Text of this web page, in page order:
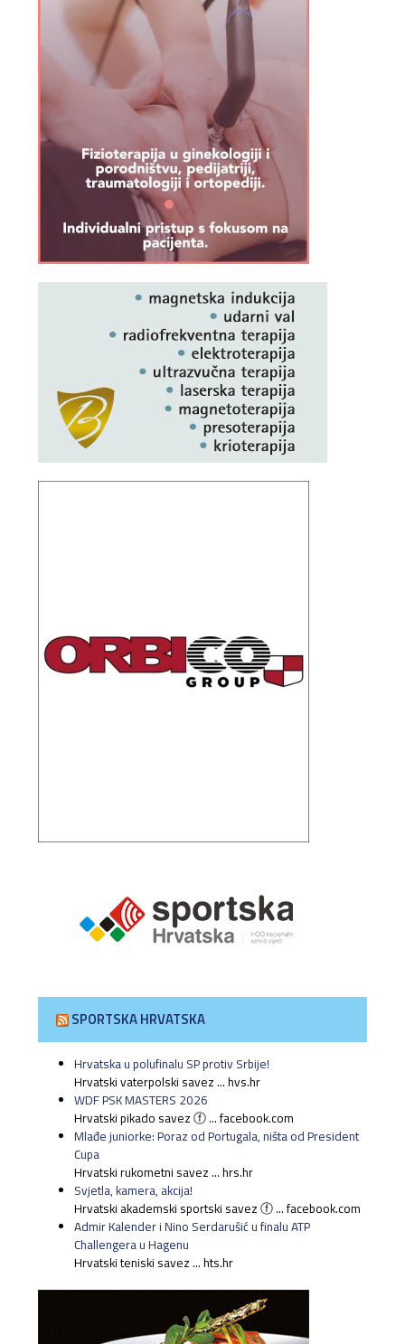
SPORTSKA HRVATSKA
Hrvatska u polufinalu SP protiv Srbije!
Hrvatski vaterpolski savez ... hvs.hr
WDF PSK MASTERS 2026
Hrvatski pikado savez ⓕ ... facebook.com
Mlađe juniorke: Poraz od Portugala, ništa od President
Cupa
Hrvatski rukometni savez ... hrs.hr
Svjetla, kamera, akcija!
Hrvatski akademski sportski savez ⓕ ... facebook.com
Admir Kalender i Nino Serdarušić u finalu ATP
Challengera u Hagenu
Hrvatski teniski savez ... hts.hr